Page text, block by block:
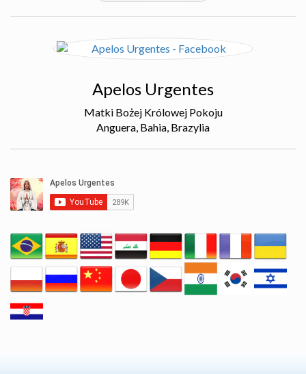
Apelos Urgentes
Matki Bożej Królowej Pokoju
Anguera, Bahia, Brazylia